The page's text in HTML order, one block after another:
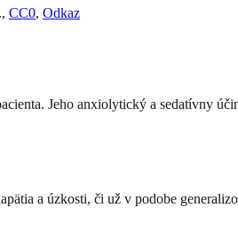
CC0, Odkaz
Jeho anxiolytický a sedatívny
a úzkosti, či už v podobe